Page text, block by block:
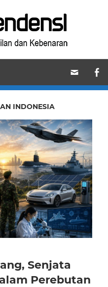
INDONESIA
Senjata
Perebutan